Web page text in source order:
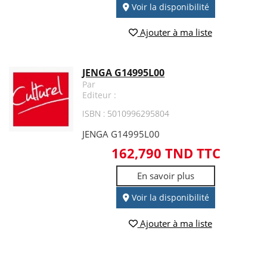
Voir la disponibilité
Ajouter à ma liste
JENGA G14995L00
Par
Editeur :
ISBN : 5010996295804
JENGA G14995L00
162,790 TND TTC
En savoir plus
Voir la disponibilité
Ajouter à ma liste